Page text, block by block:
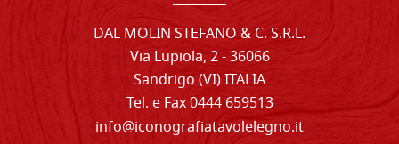
DAL MOLIN STEFANO & C. S.R.L.
Via Lupiola, 2 - 36066
Sandrigo (VI) ITALIA
Tel. e Fax 0444 659513
info@iconografiatavolelegno.it